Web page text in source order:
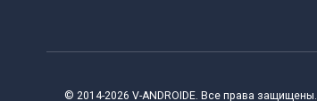
© 2014-2026 V-ANDROIDE. Все права защищены.